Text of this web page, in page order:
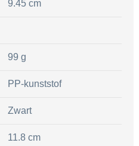
9.45 cm
99 g
PP-kunststof
Zwart
11.8 cm